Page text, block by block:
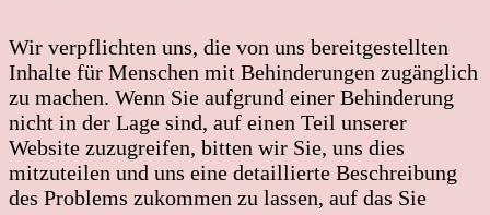
Wir verpflichten uns, die von uns bereitgestellten
Inhalte für Menschen mit Behinderungen zugänglich
zu machen. Wenn Sie aufgrund einer Behinderung
nicht in der Lage sind, auf einen Teil unserer
Website zuzugreifen, bitten wir Sie, uns dies
mitzuteilen und uns eine detaillierte Beschreibung
des Problems zukommen zu lassen, auf das Sie